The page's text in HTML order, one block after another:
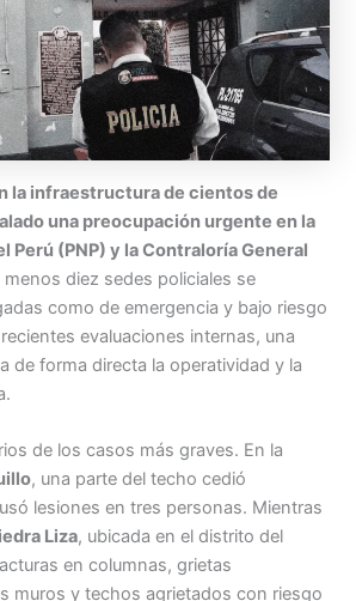
Menu
la infraestructura de cientos de
una preocupación urgente en la
Perú (PNP) y la Contraloría General
menos diez sedes policiales se
como de emergencia y bajo riesgo
evaluaciones internas, una
de forma directa la operatividad y la
de los casos más graves. En la
, una parte del techo cedió
lesiones en tres personas. Mientras
Liza, ubicada en el distrito del
en columnas, grietas
muros y techos agrietados con riesgo